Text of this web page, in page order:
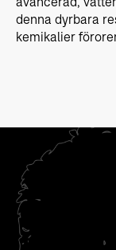
denna dyrbara
kemikalier